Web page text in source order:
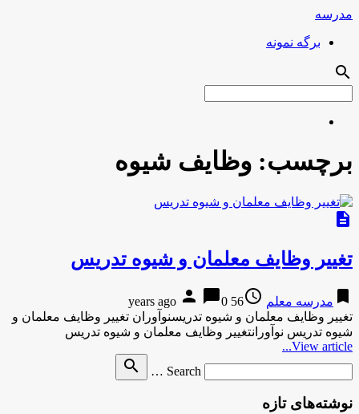
مدرسه
برگه نمونه
search
برچسب: وظایف شیوه
description
تغییر وظایف معلمان و شیوه تدریس
bookmark مدرسه معلم access_time
56 years ago
person chat_bubble0
تغییر وظایف معلمان و شیوه تدریسنوآوران تغییر وظایف معلمان و
شیوه تدریس نوآورانتغییر وظایف معلمان و شیوه تدریس
View article...
Search …
search
نوشته‌های تازه